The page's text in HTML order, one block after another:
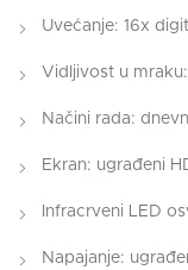
Uvećanje: 16x
Vidljivost u
Načini rada:
Ekran: ugrađeni
Infracrveni LED
Napajanje: